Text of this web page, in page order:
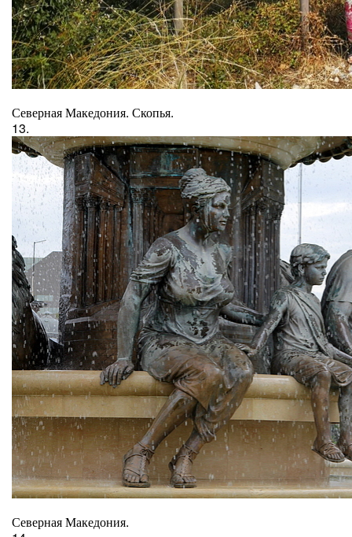
Северная Македония. Скопья.
13.
Северная Македония.